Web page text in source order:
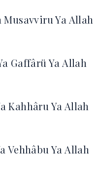
Musavviru Ya Allah
Gaffârü Ya Allah
Kahhâru Ya Allah
Vehhâbu Ya Allah